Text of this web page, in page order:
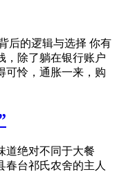
后的逻辑与选择 你有
，除了躺在银行账户
可怜，通胀一来，购
道绝对不同于大餐
春台祁氏农舍的主人